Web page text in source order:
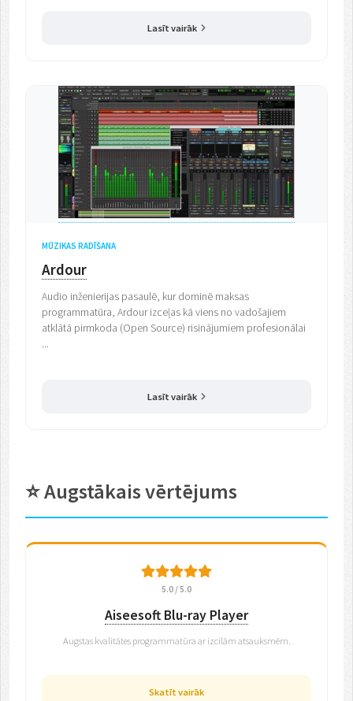
Lasīt vairāk
MŪZIKAS RADĪŠANA
Ardour
Audio inženierijas pasaulē, kur dominē maksas
programmatūra, Ardour izceļas kā viens no vadošajiem
atklātā pirmkoda (Open Source) risinājumiem profesionālai
...
Lasīt vairāk
⭐ Augstākais vērtējums
5.0 / 5.0
Aiseesoft Blu-ray Player
Augstas kvalitātes programmatūra ar izcilām atsauksmēm.
Skatīt vairāk